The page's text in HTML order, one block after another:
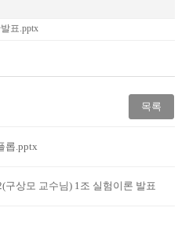
표.pptx
목록
롭.pptx
구상모 교수님) 1조 실험이론 발표